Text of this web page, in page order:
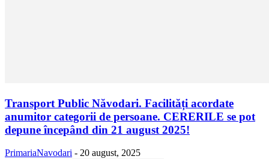
Transport Public Năvodari. Facilități acordate
anumitor categorii de persoane. CERERILE se pot
depune începând din 21 august 2025!
PrimariaNavodari - 20 august, 2025